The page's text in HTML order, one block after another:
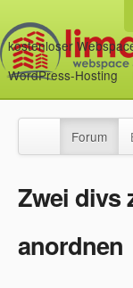
kostenloser
WordPress-Hosting
Forum
Zwei divs
anordnen